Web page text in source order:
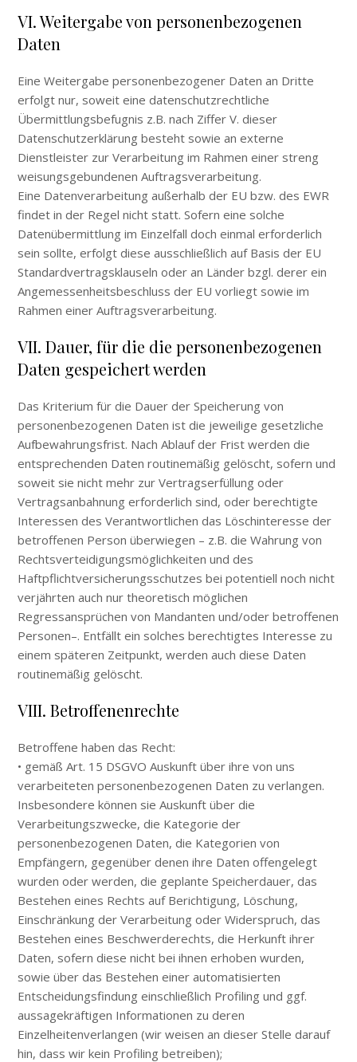
VI. Weitergabe von personenbezogenen
Daten
Eine Weitergabe personenbezogener Daten an Dritte
erfolgt nur, soweit eine datenschutzrechtliche
Übermittlungsbefugnis z.B. nach Ziffer V. dieser
Datenschutzerklärung besteht sowie an externe
Dienstleister zur Verarbeitung im Rahmen einer streng
weisungsgebundenen Auftragsverarbeitung.
Eine Datenverarbeitung außerhalb der EU bzw. des EWR
findet in der Regel nicht statt. Sofern eine solche
Datenübermittlung im Einzelfall doch einmal erforderlich
sein sollte, erfolgt diese ausschließlich auf Basis der EU
Standardvertragsklauseln oder an Länder bzgl. derer ein
Angemessenheitsbeschluss der EU vorliegt sowie im
Rahmen einer Auftragsverarbeitung.
VII. Dauer, für die die personenbezogenen
Daten gespeichert werden
Das Kriterium für die Dauer der Speicherung von
personenbezogenen Daten ist die jeweilige gesetzliche
Aufbewahrungsfrist. Nach Ablauf der Frist werden die
entsprechenden Daten routinemäßig gelöscht, sofern und
soweit sie nicht mehr zur Vertragserfüllung oder
Vertragsanbahnung erforderlich sind, oder berechtigte
Interessen des Verantwortlichen das Löschinteresse der
betroffenen Person überwiegen – z.B. die Wahrung von
Rechtsverteidigungsmöglichkeiten und des
Haftpflichtversicherungsschutzes bei potentiell noch nicht
verjährten auch nur theoretisch möglichen
Regressansprüchen von Mandanten und/oder betroffenen
Personen–. Entfällt ein solches berechtigtes Interesse zu
einem späteren Zeitpunkt, werden auch diese Daten
routinemäßig gelöscht.
VIII. Betroffenenrechte
Betroffene haben das Recht:
• gemäß Art. 15 DSGVO Auskunft über ihre von uns
verarbeiteten personenbezogenen Daten zu verlangen.
Insbesondere können sie Auskunft über die
Verarbeitungszwecke, die Kategorie der
personenbezogenen Daten, die Kategorien von
Empfängern, gegenüber denen ihre Daten offengelegt
wurden oder werden, die geplante Speicherdauer, das
Bestehen eines Rechts auf Berichtigung, Löschung,
Einschränkung der Verarbeitung oder Widerspruch, das
Bestehen eines Beschwerderechts, die Herkunft ihrer
Daten, sofern diese nicht bei ihnen erhoben wurden,
sowie über das Bestehen einer automatisierten
Entscheidungsfindung einschließlich Profiling und ggf.
aussagekräftigen Informationen zu deren
Einzelheitenverlangen (wir weisen an dieser Stelle darauf
hin, dass wir kein Profiling betreiben);